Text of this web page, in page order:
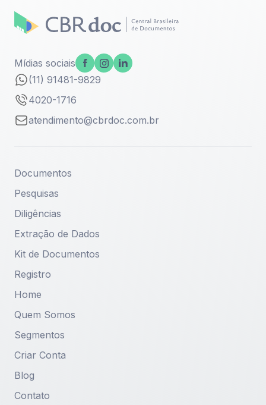
Mídias sociais
(11) 91481-9829
4020-1716
Home
Quem Somos
Segmentos
Criar Conta
Blog
Documentos
Pesquisas
Diligências
Extração de Dados
Kit de Documentos
Registro